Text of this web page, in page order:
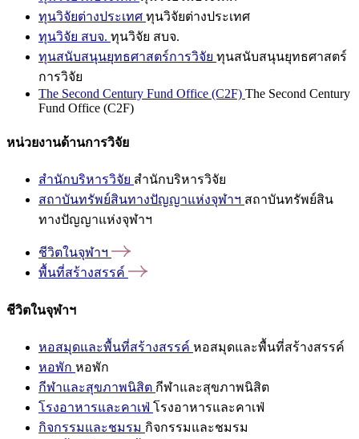
ทุนวิจัยต่างประเทศ ทุนวิจัยต่างประเทศ
ทุนวิจัย สบจ. ทุนวิจัย สบจ.
ทุนสนับสนุนยุทธศาสตร์การวิจัย ทุนสนับสนุนยุทธศาสตร์
การวิจัย
The Second Century Fund Office (C2F) The Second Century
Fund Office (C2F)
หน่วยงานด้านการวิจัย
สำนักบริหารวิจัย สำนักบริหารวิจัย
สถาบันทรัพย์สินทางปัญญาแห่งจุฬาฯ สถาบันทรัพย์สิน
ทางปัญญาแห่งจุฬาฯ
ชีวิตในจุฬาฯ
พื้นที่สร้างสรรค์
ชีวิตในจุฬาฯ
หอสมุดและพื้นที่สร้างสรรค์ หอสมุดและพื้นที่สร้างสรรค์
หอพัก หอพัก
กีฬาและสุขภาพนิสิต กีฬาและสุขภาพนิสิต
โรงอาหารและคาเฟ่ โรงอาหารและคาเฟ่
กิจกรรมและชมรม กิจกรรมและชมรม